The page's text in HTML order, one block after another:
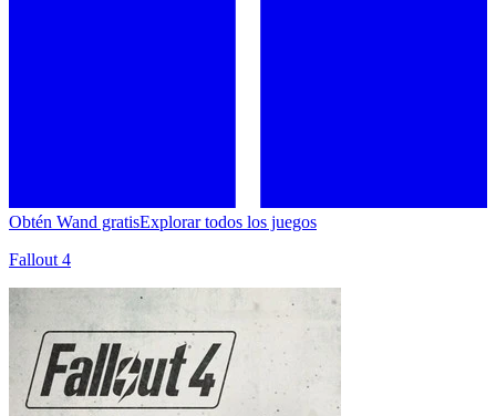
Obtén Wand gratisExplorar todos los juegos
Fallout 4